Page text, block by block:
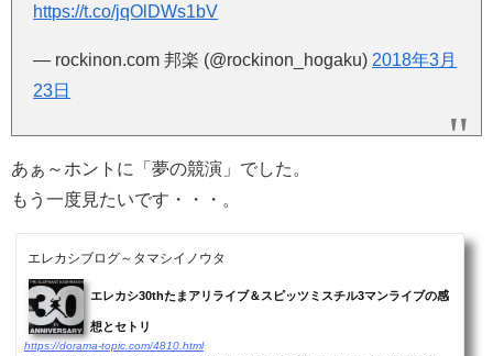
https://t.co/jqOlDWs1bV
— rockinon.com 邦楽 (@rockinon_hogaku) 2018年3月
23日
あぁ～ホントに「夢の競演」でした。
もう一度見たいです・・・。
エレカシブログ～タマシイノウタ
エレカシ30thたまアリライブ＆スピッツミスチル3マンライブの感
想とセトリ
https://dorama-topic.com/4810.html